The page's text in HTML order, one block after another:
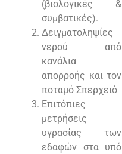
(βιολογικές &
συμβατικές).
Δειγματοληψίες
νερού από
κανάλια
απορροής και τον
ποταμό Σπερχειό
Επιτόπιες
μετρήσεις
υγρασίας των
εδαφών στα υπό